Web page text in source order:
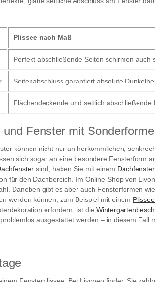
Plissee nach Maß
Perfekt abschließende Seiten schirmen auch
Seitenabschluss garantiert absolute
Flächendeckende und seitlich
Fenster mit
können nicht nur an herkömmlichen,
sich sogar an eine besondere Fensterform
sind, haben Sie mit einem
für den Dachbereich. Im Online-Shop von
Daneben gibt es aber auch Fensterformen
werden können, zum Beispiel mit einem
erfordern, ist die
ausgestattet werden – in diesem Fall
Fensterplissee. Bei Livoneo finden Sie